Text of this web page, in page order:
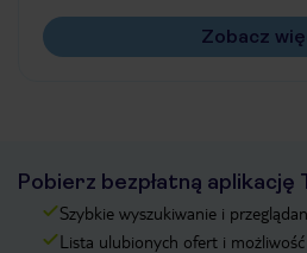
Zobacz
Pobierz bezpłatną aplikację
Szybkie wyszukiwanie i
Lista ulubionych ofert i